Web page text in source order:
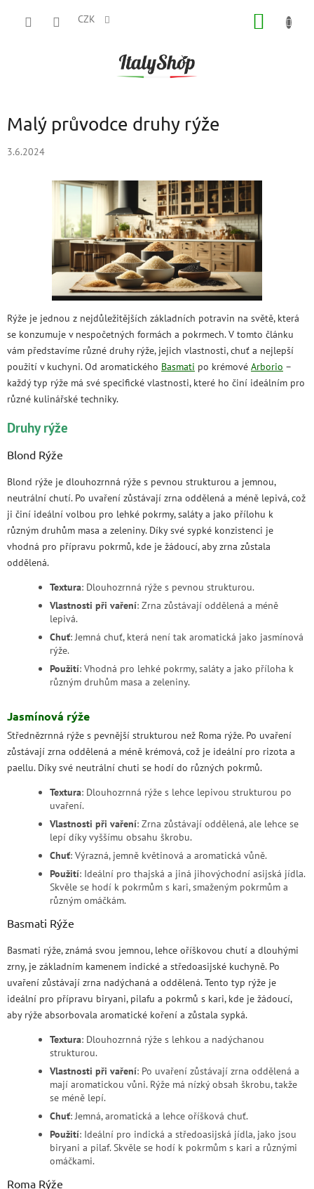
CZK
Malý průvodce druhy rýže
3.6.2024
Rýže je jednou z nejdůležitějších základních potravin na světě, která
se konzumuje v nespočetných formách a pokrmech. V tomto článku
vám představíme různé druhy rýže, jejich vlastnosti, chuť a nejlepší
použití v kuchyni. Od aromatického Basmati po krémové Arborio –
každý typ rýže má své specifické vlastnosti, které ho činí ideálním pro
různé kulinářské techniky.
Druhy rýže
Blond Rýže
Blond rýže je dlouhozrnná rýže s pevnou strukturou a jemnou,
neutrální chutí. Po uvaření zůstávají zrna oddělená a méně lepivá, což
ji činí ideální volbou pro lehké pokrmy, saláty a jako přílohu k
různým druhům masa a zeleniny. Díky své sypké konzistenci je
vhodná pro přípravu pokrmů, kde je žádoucí, aby zrna zůstala
oddělená.
Textura: Dlouhozrnná rýže s pevnou strukturou.
Vlastnosti při vaření: Zrna zůstávají oddělená a méně
lepivá.
Chuť: Jemná chuť, která není tak aromatická jako jasmínová
rýže.
Použití: Vhodná pro lehké pokrmy, saláty a jako příloha k
různým druhům masa a zeleniny.
Jasmínová rýže
Střednězrnná rýže s pevnější strukturou než Roma rýže. Po uvaření
zůstávají zrna oddělená a méně krémová, což je ideální pro rizota a
paellu. Díky své neutrální chuti se hodí do různých pokrmů.
Textura: Dlouhozrnná rýže s lehce lepivou strukturou po
uvaření.
Vlastnosti při vaření: Zrna zůstávají oddělená, ale lehce se
lepí díky vyššímu obsahu škrobu.
Chuť: Výrazná, jemně květinová a aromatická vůně.
Použití: Ideální pro thajská a jiná jihovýchodní asijská jídla.
Skvěle se hodí k pokrmům s kari, smaženým pokrmům a
různým omáčkám.
Basmati Rýže
Basmati rýže, známá svou jemnou, lehce oříškovou chutí a dlouhými
zrny, je základním kamenem indické a středoasijské kuchyně. Po
uvaření zůstávají zrna nadýchaná a oddělená. Tento typ rýže je
ideální pro přípravu biryani, pilafu a pokrmů s kari, kde je žádoucí,
aby rýže absorbovala aromatické koření a zůstala sypká.
Textura: Dlouhozrnná rýže s lehkou a nadýchanou
strukturou.
Vlastnosti při vaření: Po uvaření zůstávají zrna oddělená a
mají aromatickou vůni. Rýže má nízký obsah škrobu, takže
se méně lepí.
Chuť: Jemná, aromatická a lehce oříšková chuť.
Použití: Ideální pro indická a středoasijská jídla, jako jsou
biryani a pilaf. Skvěle se hodí k pokrmům s kari a různými
omáčkami.
Roma Rýže